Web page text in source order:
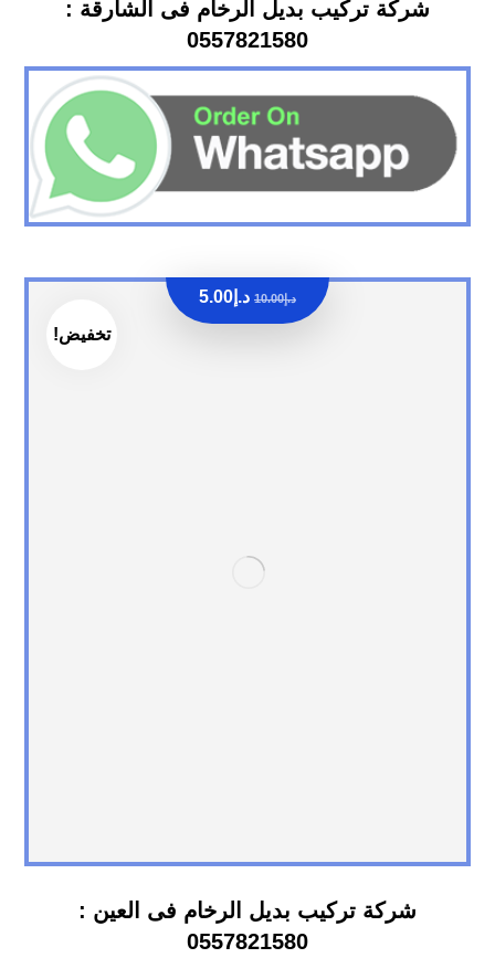
شركة تركيب بديل الرخام فى الشارقة :
0557821580
تخفيض!
شركة تركيب بديل الرخام فى العين :
0557821580
د.إ10.00 د.إ 5.00